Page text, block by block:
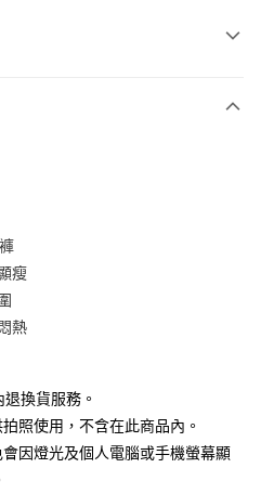
永豐商業銀行
中國信託商業銀行
瘦
熱
換貨服務。
照使用，不含在此商品內。
因燈光及個人電腦或手機螢幕顯